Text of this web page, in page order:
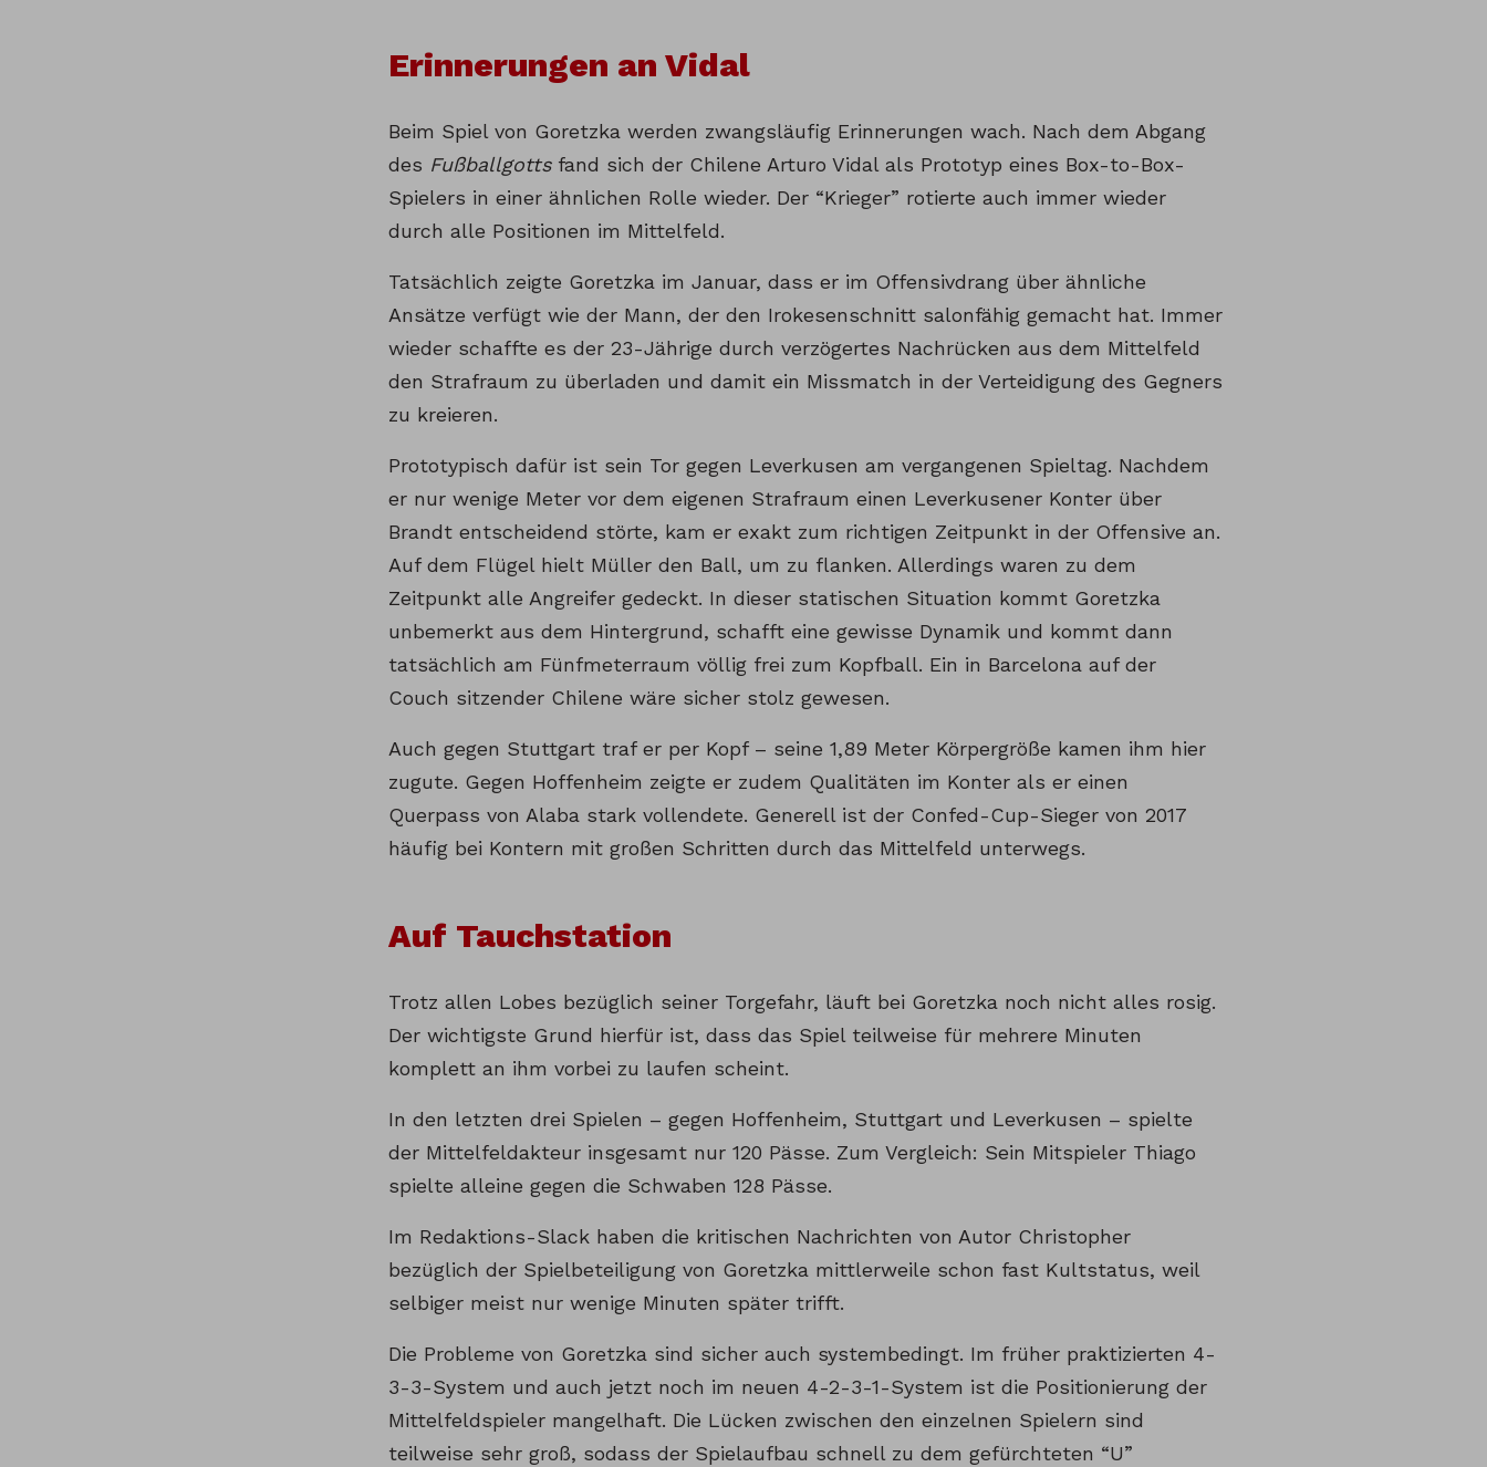
Erinnerungen an Vidal
Beim Spiel von Goretzka werden zwangsläufig Erinnerungen wach. Nach dem Abgang
des Fußballgottsfand sich der Chilene Arturo Vidal als Prototyp eines Box-to-Box-
Spielers in einer ähnlichen Rolle wieder. Der “Krieger” rotierte auch immer wieder
durch alle Positionen im Mittelfeld.
Tatsächlich zeigte Goretzka im Januar, dass er im Offensivdrang über ähnliche
Ansätze verfügt wie der Mann, der den Irokesenschnitt salonfähig gemacht hat. Immer
wieder schaffte es der 23-Jährige durch verzögertes Nachrücken aus dem Mittelfeld
den Strafraum zu überladen und damit ein Missmatch in der Verteidigung des Gegners
zu kreieren.
Prototypisch dafür ist sein Tor gegen Leverkusen am vergangenen Spieltag. Nachdem
er nur wenige Meter vor dem eigenen Strafraum einen Leverkusener Konter über
Brandt entscheidend störte, kam er exakt zum richtigen Zeitpunkt in der Offensive an.
Auf dem Flügel hielt Müller den Ball, um zu flanken. Allerdings waren zu dem
Zeitpunkt alle Angreifer gedeckt. In dieser statischen Situation kommt Goretzka
unbemerkt aus dem Hintergrund, schafft eine gewisse Dynamik und kommt dann
tatsächlich am Fünfmeterraum völlig frei zum Kopfball. Ein in Barcelona auf der
Couch sitzender Chilene wäre sicher stolz gewesen.
Auch gegen Stuttgart traf er per Kopf – seine 1,89 Meter Körpergröße kamen ihm hier
zugute. Gegen Hoffenheim zeigte er zudem Qualitäten im Konter als er einen
Querpass von Alaba stark vollendete. Generell ist der Confed-Cup-Sieger von 2017
häufig bei Kontern mit großen Schritten durch das Mittelfeld unterwegs.
Auf Tauchstation
Trotz allen Lobes bezüglich seiner Torgefahr, läuft bei Goretzka noch nicht alles rosig.
Der wichtigste Grund hierfür ist, dass das Spiel teilweise für mehrere Minuten
komplett an ihm vorbei zu laufen scheint.
In den letzten drei Spielen – gegen Hoffenheim, Stuttgart und Leverkusen – spielte
der Mittelfeldakteur insgesamt nur 120 Pässe. Zum Vergleich: Sein Mitspieler Thiago
spielte alleine gegen die Schwaben 128 Pässe.
Im Redaktions-Slack haben die kritischen Nachrichten von Autor Christopher
bezüglich der Spielbeteiligung von Goretzka mittlerweile schon fast Kultstatus, weil
selbiger meist nur wenige Minuten später trifft.
Die Probleme von Goretzka sind sicher auch systembedingt. Im früher praktizierten 4-
3-3-System und auch jetzt noch im neuen 4-2-3-1-System ist die Positionierung der
Mittelfeldspieler mangelhaft. Die Lücken zwischen den einzelnen Spielern sind
teilweise sehr groß, sodass der Spielaufbau schnell zu dem gefürchteten “U”